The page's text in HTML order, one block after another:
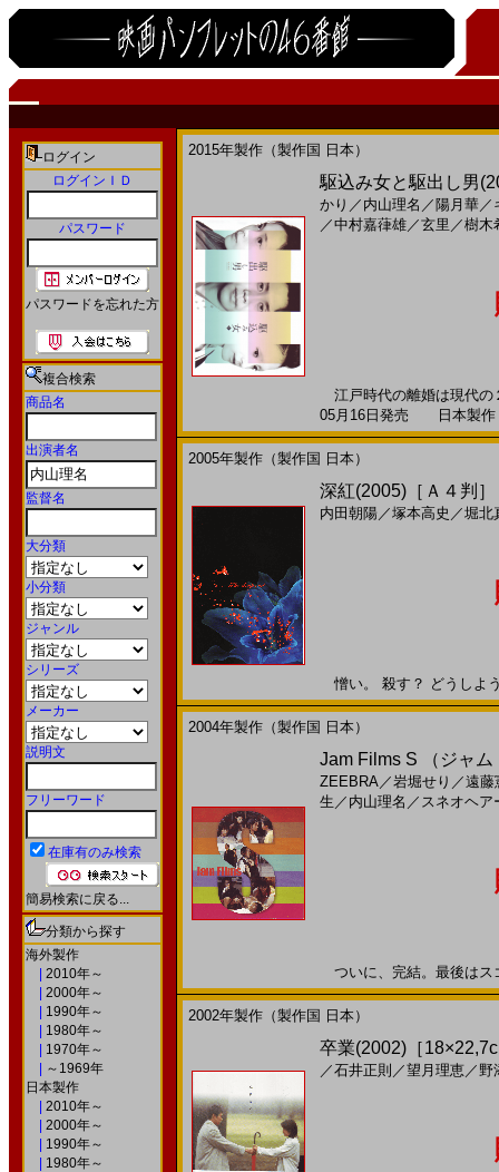
ログイン
ログインＩＤ
パスワード
パスワードを忘れた方
複合検索
商品名
出演者名
監督名
大分類
小分類
ジャンル
シリーズ
メーカー
説明文
フリーワード
在庫有のみ検索
簡易検索に戻る...
分類から探す
海外製作
2010年～
2000年～
1990年～
1980年～
1970年～
～1969年
日本製作
2010年～
2000年～
1990年～
1980年～
2015年製作（製作国 日本）
駆込み女と駆出し男
かり ／ 内山理名 ／ 陽月華／
／中村嘉葎雄／玄里 ／樹木
江戸時代の離婚は現代の
05月16日発売 日本製作
2005年製作（製作国 日本）
深紅(2005)［Ａ４判］
内田朝陽／塚本高史 ／堀北
憎い。 殺す？ どうしよ
2004年製作（製作国 日本）
Jam Films S （ジャ
ZEEBRA／岩堀せり ／遠藤
生 ／ 内山理名 ／ スネオヘア
ついに、完結。最後は
2002年製作（製作国 日本）
卒業(2002)［
／石井正則 ／望月理恵／ 野